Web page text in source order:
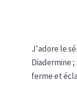
J'adore le
Diadermine
ferme et